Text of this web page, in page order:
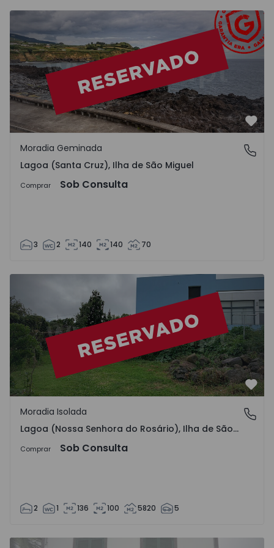
Moradia Geminada T3 Lagoa (São Miguel), Lagoa -
Lagoa (Santa Cruz), Ilha de São Miguel
Moradia Geminada
Lagoa (Santa Cruz), Ilha de São Miguel
Comprar Sob Consulta
3 2 140 140 70
Moradia Isolada T2 Lagoa (São Miguel), Lagoa - 1178723
Lagoa (Nossa Senhora do Rosário), Ilha de São Miguel
Moradia Isolada
Lagoa (Nossa Senhora do Rosário), Ilha de São Miguel
Comprar Sob Consulta
2 1 136 100 5820 5
Moradia T3 Lagoa (São Miguel), Lagoa - 692890 - 1